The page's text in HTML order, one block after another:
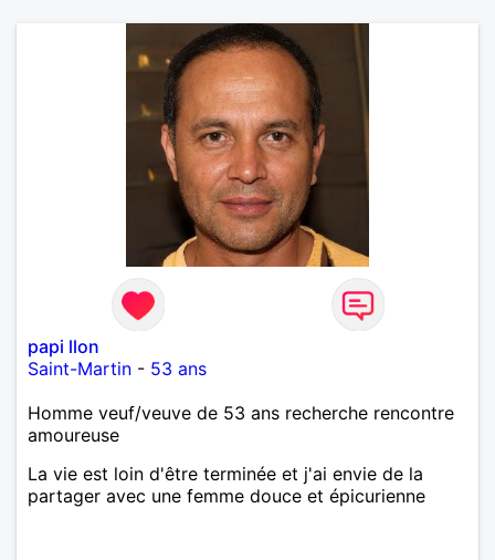
papi llon
Saint-Martin - 53 ans
Homme veuf/veuve de 53 ans recherche rencontre
amoureuse
La vie est loin d'être terminée et j'ai envie de la
partager avec une femme douce et épicurienne